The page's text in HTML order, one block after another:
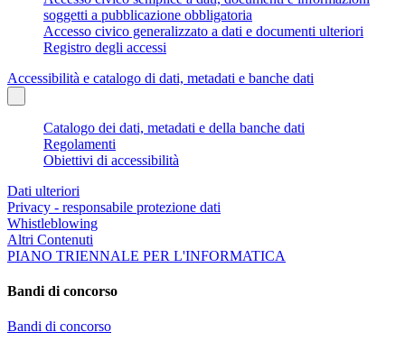
soggetti a pubblicazione obbligatoria
Accesso civico generalizzato a dati e documenti ulteriori
Registro degli accessi
Accessibilità e catalogo di dati, metadati e banche dati
Catalogo dei dati, metadati e della banche dati
Regolamenti
Obiettivi di accessibilità
Dati ulteriori
Privacy - responsabile protezione dati
Whistleblowing
Altri Contenuti
PIANO TRIENNALE PER L'INFORMATICA
Bandi di concorso
Bandi di concorso